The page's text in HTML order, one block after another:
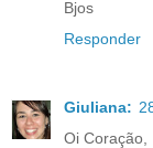
Bjos
Responder
Giuliana:
Oi Coração,